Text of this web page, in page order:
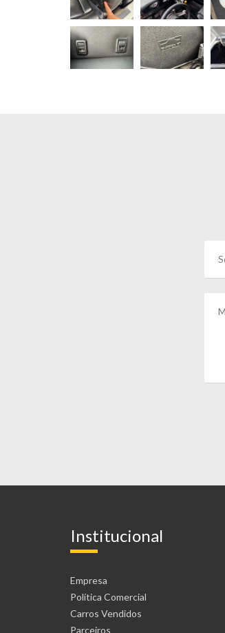
Institucional
Empresa
Política Comercial
Carros Vendidos
Parceiros